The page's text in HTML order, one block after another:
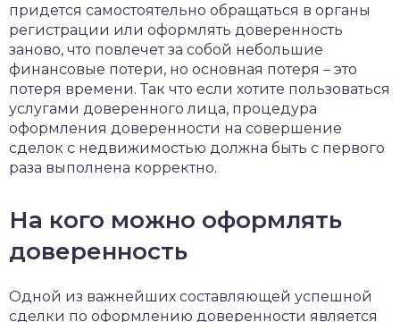
придется самостоятельно обращаться в органы
регистрации или оформлять доверенность
заново, что повлечет за собой небольшие
финансовые потери, но основная потеря – это
потеря времени. Так что если хотите пользоваться
услугами доверенного лица, процедура
оформления доверенности на совершение
сделок с недвижимостью должна быть с первого
раза выполнена корректно.
На кого можно оформлять
доверенность
Одной из важнейших составляющей успешной
сделки по оформлению доверенности является